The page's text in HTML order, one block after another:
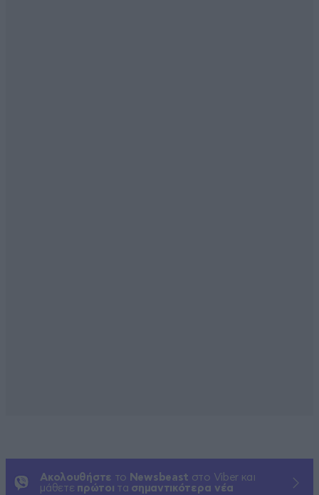
Ακολουθήστε το Newsbeast στο Viber και
μάθετε πρώτοι τα σημαντικότερα νέα